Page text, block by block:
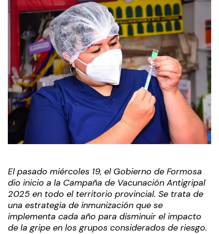
El pasado miércoles 19, el Gobierno de Formosa
dio inicio a la Campaña de Vacunación Antigripal
2025 en todo el territorio provincial. Se trata de
una estrategia de inmunización que se
implementa cada año para disminuir el impacto
de la gripe en los grupos considerados de riesgo.